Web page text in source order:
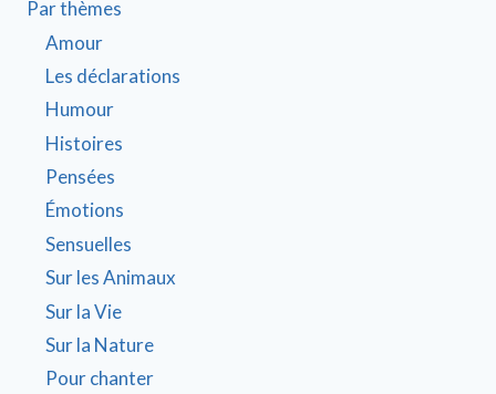
Par thèmes
Amour
Les déclarations
Humour
Histoires
Pensées
Émotions
Sensuelles
Sur les Animaux
Sur la Vie
Sur la Nature
Pour chanter